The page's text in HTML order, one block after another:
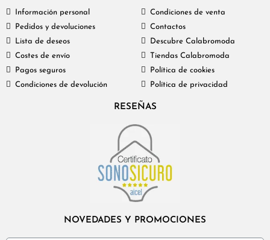
Información personal
Pedidos y devoluciones
Lista de deseos
Costes de envío
Pagos seguros
Condiciones de devolución
Condiciones de venta
Contactos
Descubre Calabromoda
Tiendas Calabromoda
Política de cookies
Política de privacidad
RESEÑAS
NOVEDADES Y PROMOCIONES